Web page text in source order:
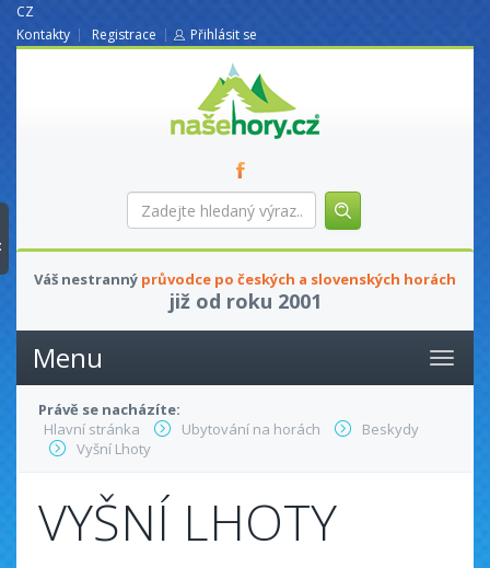
CZ
Kontakty
Registrace Přihlásit se
nasehory.cz
Zadejte
hledaný
Váš nestranný průvodce po českých a slovenských horách
již od roku 2001
Menu
Právě se nacházíte:
Hlavní stránka
Ubytování na horách
Beskydy
Vyšní Lhoty
VYŠNÍ LHOTY